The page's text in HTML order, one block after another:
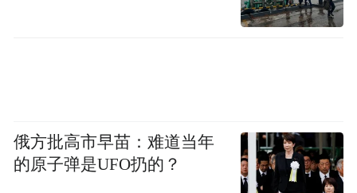
索出的场段能源自给自足、零碳运行新路
径，以及积累的技术体系和建设经验，可广
俄方批高市早苗：难道当年
的原子弹是UFO扔的？